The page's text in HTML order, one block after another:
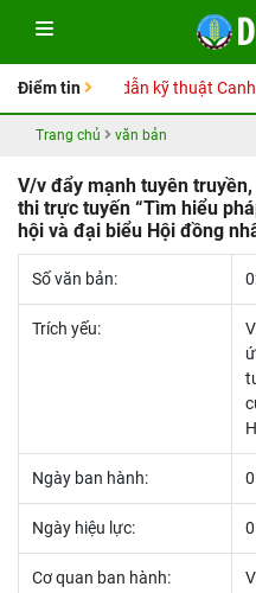
Điểm tin
Sổ tay Hướng dẫn kỹ thuật
Trang chủ văn bản
V/v đẩy mạnh tuyên
thi trực tuyến “Tìm hiểu
hội và đại biểu Hội đồng
Số văn bản:
Trích yếu:
Ngày ban hành:
Ngày hiệu lực:
Cơ quan ban hành: